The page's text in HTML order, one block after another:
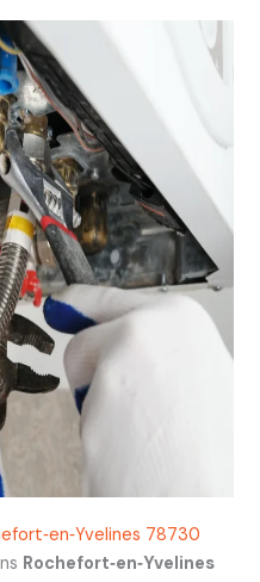
78730
Rochefort‑en‑Yvelines